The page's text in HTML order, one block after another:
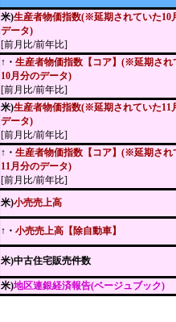
米)生産者物価指数(※延期されていた10
データ)
[前月比/前年比]
↑・ 生産者物価指数【コア】(※延期され
10月分のデータ)
[前月比/前年比]
米)生産者物価指数(※延期されていた11
データ)
[前月比/前年比]
↑・ 生産者物価指数【コア】(※延期され
11月分のデータ)
[前月比/前年比]
米)小売売上高
↑・ 小売売上高【除自動車】
米)中古住宅販売件数
米)地区連銀経済報告(ベージュブック)